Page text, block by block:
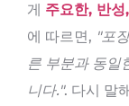
게 주요한, 반
에 따르면, "포
른 부분과 동일
니다.". 다시 말